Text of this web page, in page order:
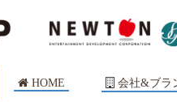
HOME 会社&ブラ